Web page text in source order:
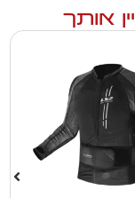
אותך